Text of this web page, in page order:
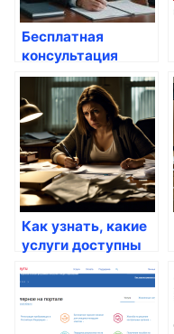
Бесплатная
консультация
юриста по
телефону 24/7
Как узнать, какие
услуги доступны
для граждан